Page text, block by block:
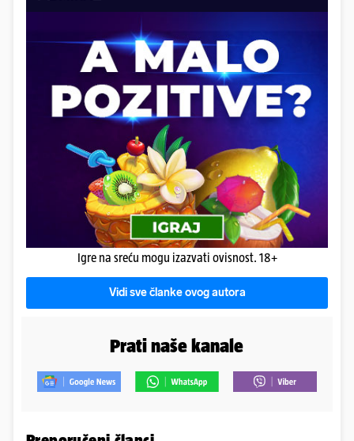
Igre na sreću mogu izazvati ovisnost. 18+
Vidi sve članke ovog autora
Prati naše kanale